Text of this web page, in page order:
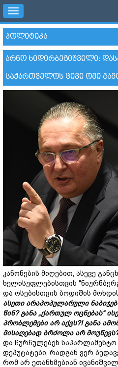
Toggle
navigation
ᲞᲝᲚᲘᲢᲘᲙᲐ
ᲐᲠᲜᲝ ᲮᲘᲓᲘᲠᲑᲔᲒᲘᲨᲕᲘᲚᲘ:
ᲡᲐᲥᲐᲠᲗᲕᲔᲚᲝᲡ ᲪᲘᲕᲘ ᲝᲛᲘ
კანონების მიღებით, ასევე
ხელისუფლებისთვის
და ოსებისთვის ბოდიშის
ასეთი არაპოპულარული
წინ? განა„ქართულ ოცნებას“
პრობლემები არ აქვს?!განა
მისაღებად ბრძოლა არ მოუწევს
და ჩურჩულებენ
დეპუტატები, რადგან ვერ
რომ არ ეთანხმებიან